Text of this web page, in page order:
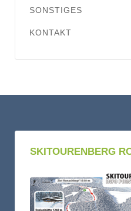
SONSTIGES
KONTAKT
SKITOURENBERG